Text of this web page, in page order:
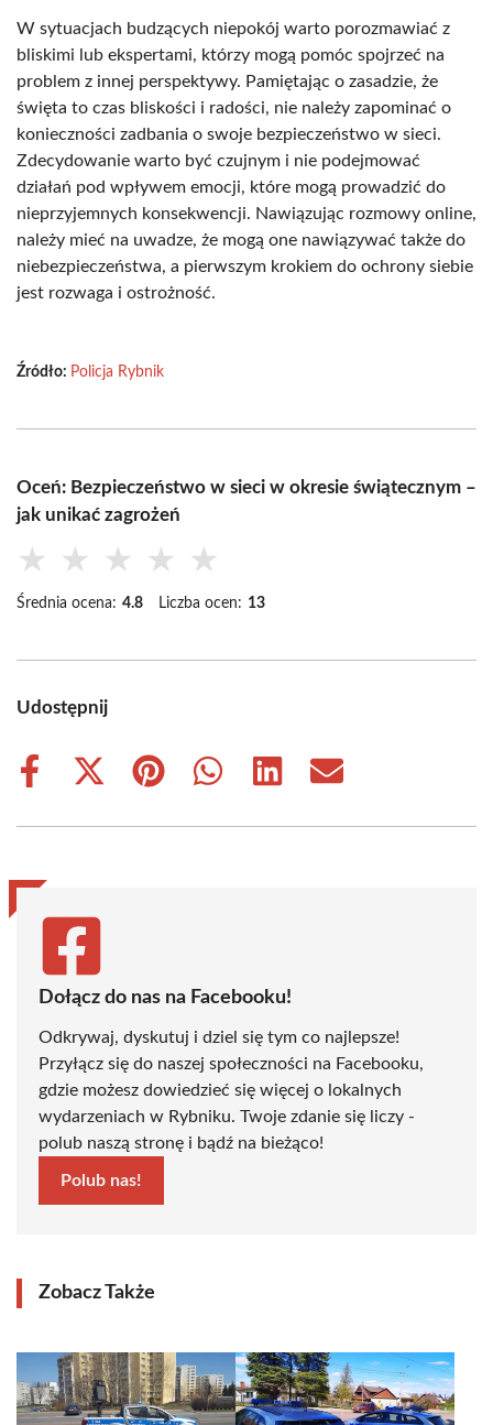
W sytuacjach budzących niepokój warto porozmawiać z
bliskimi lub ekspertami, którzy mogą pomóc spojrzeć na
problem z innej perspektywy. Pamiętając o zasadzie, że
święta to czas bliskości i radości, nie należy zapominać o
konieczności zadbania o swoje bezpieczeństwo w sieci.
Zdecydowanie warto być czujnym i nie podejmować
działań pod wpływem emocji, które mogą prowadzić do
nieprzyjemnych konsekwencji. Nawiązując rozmowy online,
należy mieć na uwadze, że mogą one nawiązywać także do
niebezpieczeństwa, a pierwszym krokiem do ochrony siebie
jest rozwaga i ostrożność.
Źródło: Policja Rybnik
Oceń: Bezpieczeństwo w sieci w okresie świątecznym –
jak unikać zagrożeń
★ ★ ★ ★ ★
Średnia ocena: 4.8 Liczba ocen: 13
Udostępnij
Share
Share
(Twitter)
Share
Share
Share
Share
Dołącz do nas na Facebooku!
Odkrywaj, dyskutuj i dziel się tym co najlepsze!
Przyłącz się do naszej społeczności na Facebooku,
gdzie możesz dowiedzieć się więcej o lokalnych
wydarzeniach w Rybniku. Twoje zdanie się liczy -
polub naszą stronę i bądź na bieżąco!
Polub nas!
Zobacz Także